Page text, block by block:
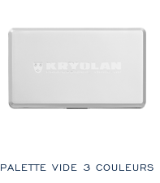
PALETTE VIDE 3 COULEURS